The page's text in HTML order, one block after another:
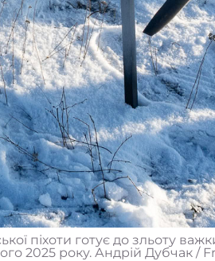
піхоти готує до зльоту
2025 року. Андрій Дубчак /